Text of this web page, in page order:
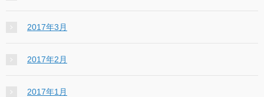
2017年3月
2017年2月
2017年1月